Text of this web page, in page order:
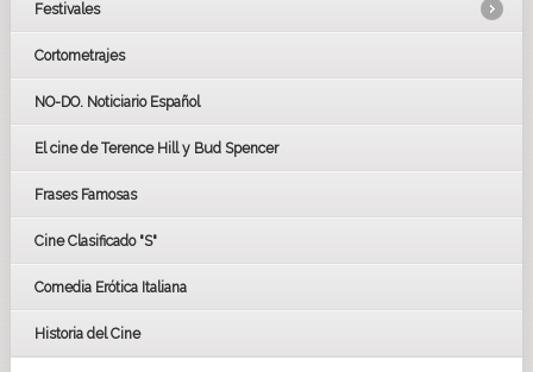
Festivales
LOS OSCARS
GOYAS
BAFTA
Cortometrajes
NO-DO. Noticiario Español
El cine de Terence Hill y Bud Spencer
Frases Famosas
Cine Clasificado "S"
Comedia Erótica Italiana
Historia del Cine